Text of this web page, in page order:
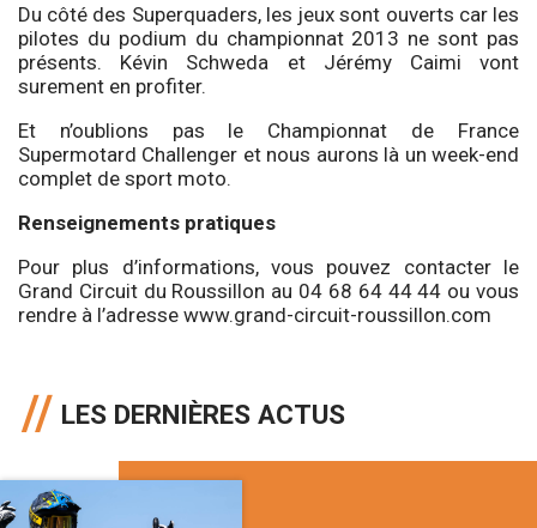
Du côté des Superquaders, les jeux sont ouverts car les
pilotes du podium du championnat 2013 ne sont pas
présents. Kévin Schweda et Jérémy Caimi vont
surement en profiter.
Et n’oublions pas le Championnat de France
Supermotard Challenger et nous aurons là un week-end
complet de sport moto.
Renseignements pratiques
Pour plus d’informations, vous pouvez contacter le
Grand Circuit du Roussillon au 04 68 64 44 44 ou vous
rendre à l’adresse www.grand-circuit-roussillon.com
LES DERNIÈRES ACTUS